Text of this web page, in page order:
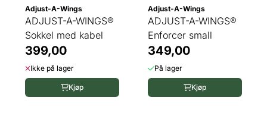
Adjust-A-Wings
ADJUST-A-WINGS®
Sokkel med kabel
399,00
Ikke på lager
Kjøp
Adjust-A-Wings
ADJUST-A-WINGS®
Enforcer small
349,00
På lager
Kjøp